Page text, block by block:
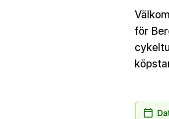
för
calendar_today